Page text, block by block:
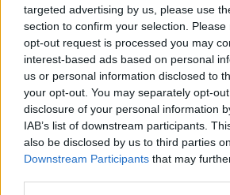
targeted advertising by us, please use
section to confirm your selection.
opt-out request is processed you may
interest-based ads based on personal
us or personal information disclosed to
your opt-out. You may separately opt-
disclosure of your personal information
IAB’s list of downstream participants.
also be disclosed by us to third parties
Downstream Participants that may